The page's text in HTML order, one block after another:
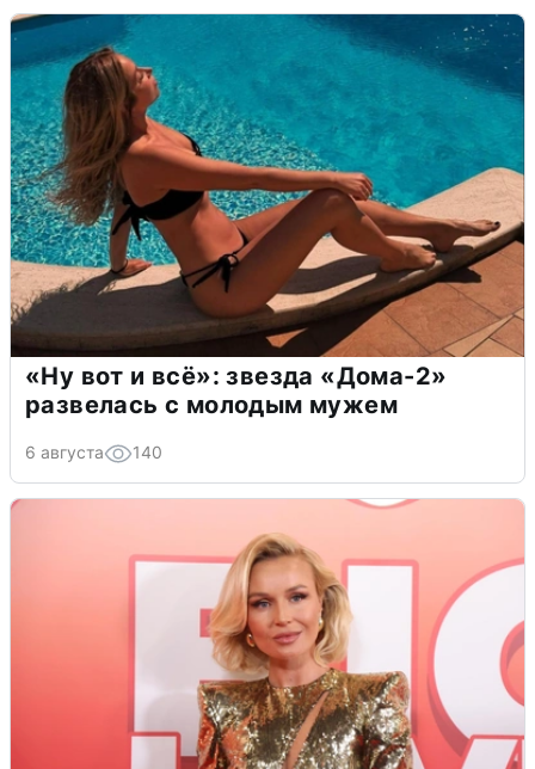
«Ну вот и всё»: звезда «Дома-2»
развелась с молодым мужем
6 августа 140